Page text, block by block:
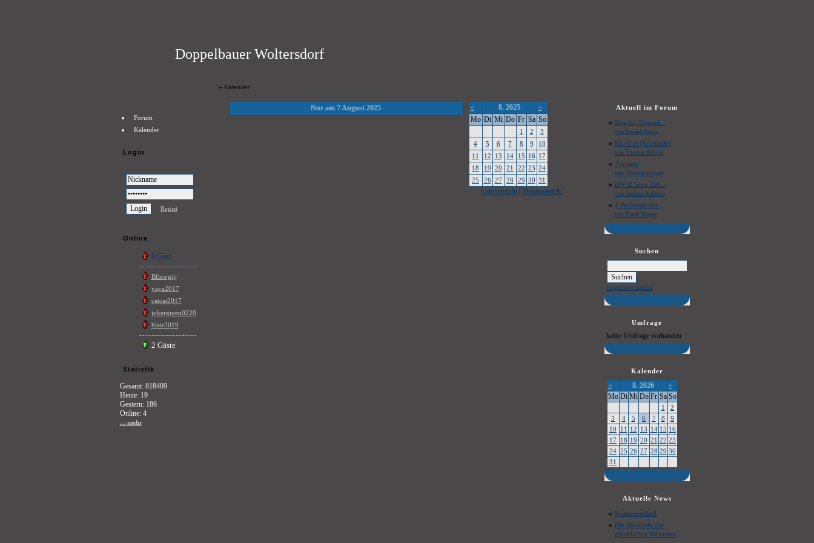
Doppelbauer Woltersdorf
» Kalender
Forum
Kalender
Login
Regist
Online
0 User
Bflewgjjj
yaya2017
caicai2017
jokergreen0220
blair2019
2 Gäste
Statistik
Gesamt: 818409
Heute: 19
Gestern: 186
Online: 4
... mehr
Nur am 7 August 2025 < 8. 2025 >
Mo Di Mi Do Fr Sa So
1 2
3
4
5 6 7 8 9
10
11
12 13 14 15 16 17
18
19 20 21 22 23 24
25
26 27 28 29 30 31
Listenansicht
Monatsansicht
Aktuell im Forum
» Sieg für Doppel...
von Harald Nöske
» RK-O-A (Vorrunde)
von Thomas Krüger
» Turniere
von Thomas Krüger
» DW II Serie 200...
von Torsten Rehbein
» 4.Woltersdorfer...
von Frank Hoppe
Suchen
erweiterte Suche
Umfrage
keine Umfrage vorhanden
Kalender
<
8. 2026 >
Mo Di Mi Do Fr Sa So
1
2
3
4 5 6 7 8
9
10
11 12 13 14 15 16
17 18 19 20 21 22 23
24 25 26 27 28 29 30
31
Aktuelle News
» Systemwechsel
» Die Rückkehr der
glücklichen Momente